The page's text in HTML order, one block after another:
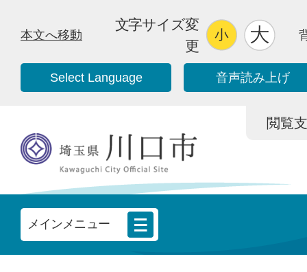
本文へ移動
文字サイズ変
更
Select Language 音声読み上げ
閲覧
メインメニュー